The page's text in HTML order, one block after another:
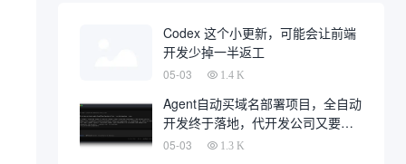
Codex 这个小更新，可能会让前端
开发少掉一半返工
05-03 1.4 K
Agent自动买域名部署项目，全自动
开发终于落地，代开发公司又要倒
一大片
05-03 1.3 K